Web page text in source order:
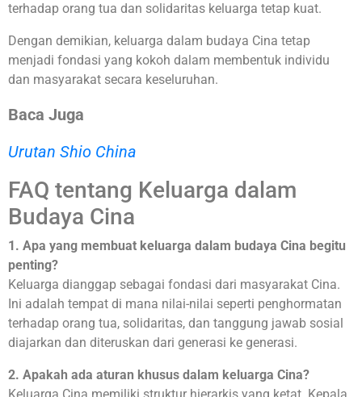
terhadap orang tua dan solidaritas keluarga tetap kuat.
Dengan demikian, keluarga dalam budaya Cina tetap
menjadi fondasi yang kokoh dalam membentuk individu
dan masyarakat secara keseluruhan.
Baca Juga
Urutan Shio China
FAQ tentang Keluarga dalam
Budaya Cina
1. Apa yang membuat keluarga dalam budaya Cina begitu
penting?
Keluarga dianggap sebagai fondasi dari masyarakat Cina.
Ini adalah tempat di mana nilai-nilai seperti penghormatan
terhadap orang tua, solidaritas, dan tanggung jawab sosial
diajarkan dan diteruskan dari generasi ke generasi.
2. Apakah ada aturan khusus dalam keluarga Cina?